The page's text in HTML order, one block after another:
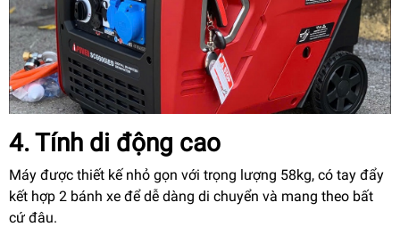
4. Tính di động cao
Máy được thiết kế nhỏ gọn với trọng lượng 58kg, có tay đẩy
kết hợp 2 bánh xe để dễ dàng di chuyển và mang theo bất
cứ đâu.